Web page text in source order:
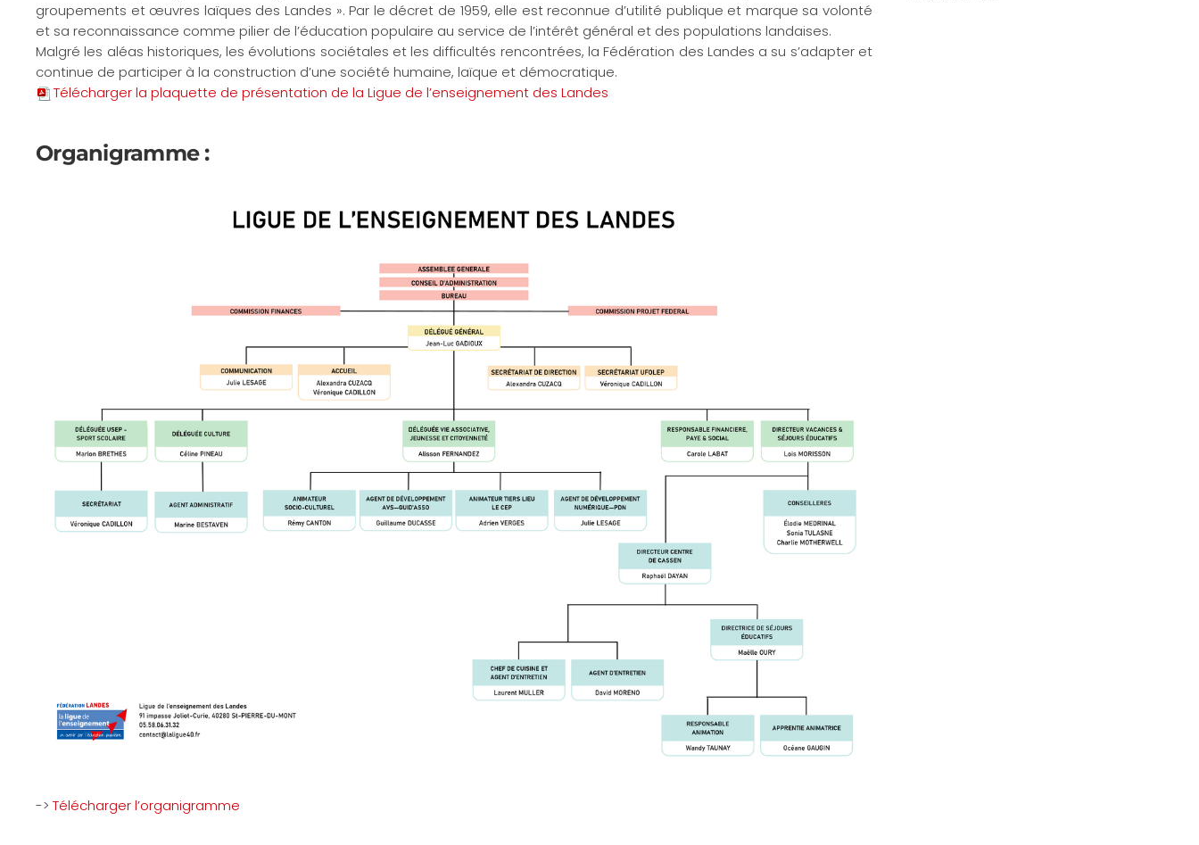
groupements et œuvres laïques des Landes ». Par le décret de 1959, elle est reconnue d’utilité publique et marque sa volonté
et sa reconnaissance comme pilier de l’éducation populaire au service de l’intérêt général et des populations landaises.
Malgré les aléas historiques, les évolutions sociétales et les difficultés rencontrées, la Fédération des Landes a su s’adapter et
continue de participer à la construction d’une société humaine, laïque et démocratique.
Télécharger la plaquette de présentation de la Ligue de l’enseignement des Landes
Organigramme :
-> Télécharger l’organigramme